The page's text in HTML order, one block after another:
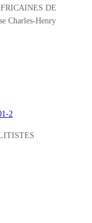
DE
Charles-Henry
2